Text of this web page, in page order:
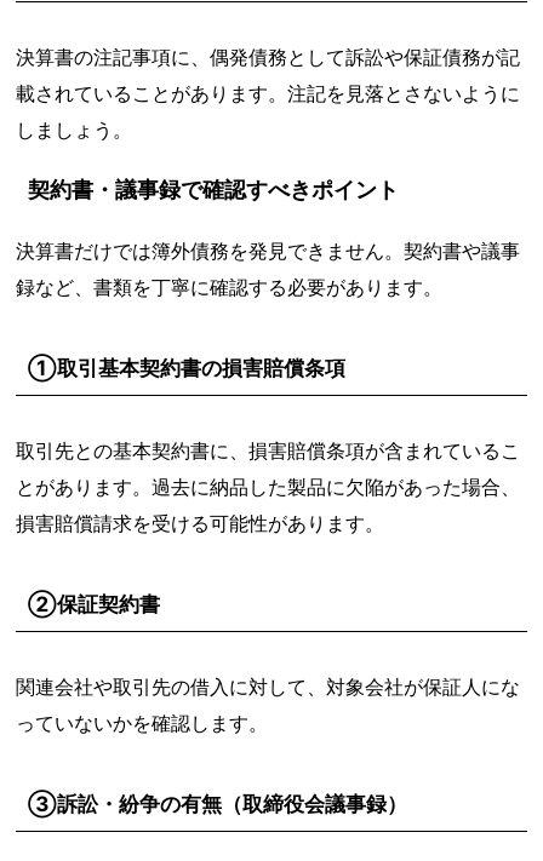
決算書の注記事項に、偶発債務として訴訟や保証債務が記
載されていることがあります。注記を見落とさないように
しましょう。
契約書・議事録で確認すべきポイント
決算書だけでは簿外債務を発見できません。契約書や議事
録など、書類を丁寧に確認する必要があります。
①取引基本契約書の損害賠償条項
取引先との基本契約書に、損害賠償条項が含まれているこ
とがあります。過去に納品した製品に欠陥があった場合、
損害賠償請求を受ける可能性があります。
②保証契約書
関連会社や取引先の借入に対して、対象会社が保証人にな
っていないかを確認します。
③訴訟・紛争の有無（取締役会議事録）